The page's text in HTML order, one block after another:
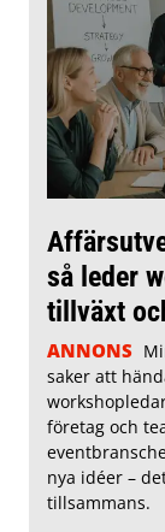
så leder
tillväxt
ANNONS
saker att
företag och
nya idéer –
tillsammans.